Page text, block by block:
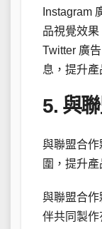
Instagram
品視覺效果
Twitter 廣
息，提升產
5. 與
與聯盟合
圍，提升產
與聯盟合
伴共同製